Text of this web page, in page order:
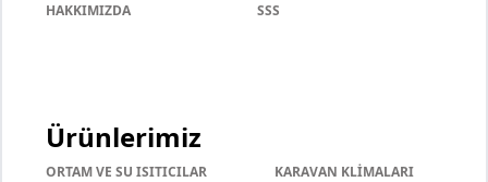
HAKKIMIZDA
SSS
Ürünlerimiz
ORTAM VE SU ISITICILAR
KARAVAN KLİMALARI